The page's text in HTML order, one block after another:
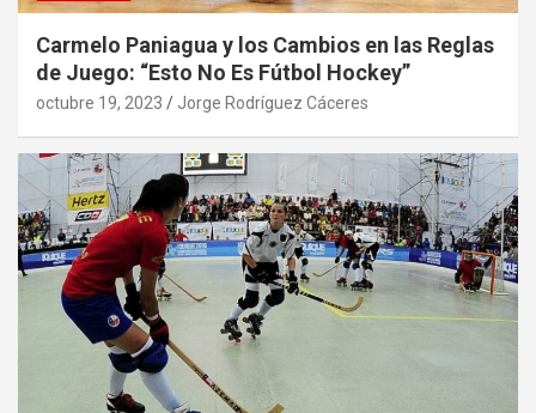
Carmelo Paniagua y los Cambios en las Reglas
de Juego: “Esto No Es Fútbol Hockey”
octubre 19, 2023 Jorge Rodríguez Cáceres